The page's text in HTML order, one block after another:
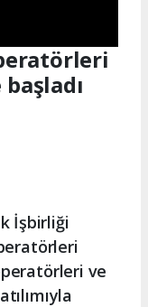
İşbirliği
ve